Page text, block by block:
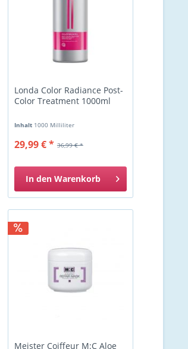
Londa Color Radiance Post-
Color Treatment 1000ml
Inhalt 1000 Milliliter
36,99 € *
29,99 € *
In den Warenkorb
Meister Coiffeur M:C Aloe